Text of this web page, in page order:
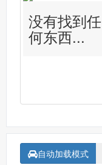
没有找到任
何东西...
自动加载模式